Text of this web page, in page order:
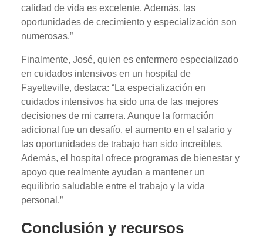
calidad de vida es excelente. Además, las
oportunidades de crecimiento y especialización son
numerosas.”
Finalmente, José, quien es enfermero especializado
en cuidados intensivos en un hospital de
Fayetteville, destaca: “La especialización en
cuidados intensivos ha sido una de las mejores
decisiones de mi carrera. Aunque la formación
adicional fue un desafío, el aumento en el salario y
las oportunidades de trabajo han sido increíbles.
Además, el hospital ofrece programas de bienestar y
apoyo que realmente ayudan a mantener un
equilibrio saludable entre el trabajo y la vida
personal.”
Conclusión y recursos